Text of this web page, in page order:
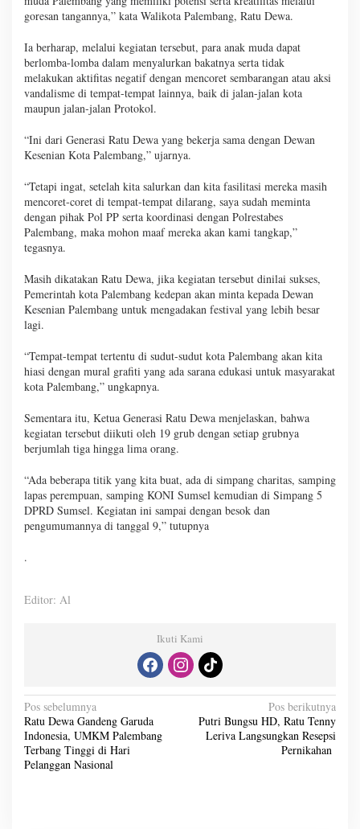
goresan tangannya,” kata Walikota Palembang, Ratu Dewa.
Ia berharap, melalui kegiatan tersebut, para anak muda dapat
berlomba-lomba dalam menyalurkan bakatnya serta tidak
melakukan aktifitas negatif dengan mencoret sembarangan atau aksi
vandalisme di tempat-tempat lainnya, baik di jalan-jalan kota
maupun jalan-jalan Protokol.
“Ini dari Generasi Ratu Dewa yang bekerja sama dengan Dewan
Kesenian Kota Palembang,” ujarnya.
“Tetapi ingat, setelah kita salurkan dan kita fasilitasi mereka masih
mencoret-coret di tempat-tempat dilarang, saya sudah meminta
dengan pihak Pol PP serta koordinasi dengan Polrestabes
Palembang, maka mohon maaf mereka akan kami tangkap,”
tegasnya.
Masih dikatakan Ratu Dewa, jika kegiatan tersebut dinilai sukses,
Pemerintah kota Palembang kedepan akan minta kepada Dewan
Kesenian Palembang untuk mengadakan festival yang lebih besar
lagi.
“Tempat-tempat tertentu di sudut-sudut kota Palembang akan kita
hiasi dengan mural grafiti yang ada sarana edukasi untuk masyarakat
kota Palembang,” ungkapnya.
Sementara itu, Ketua Generasi Ratu Dewa menjelaskan, bahwa
kegiatan tersebut diikuti oleh 19 grub dengan setiap grubnya
berjumlah tiga hingga lima orang.
“Ada beberapa titik yang kita buat, ada di simpang charitas, samping
lapas perempuan, samping KONI Sumsel kemudian di Simpang 5
DPRD Sumsel. Kegiatan ini sampai dengan besok dan
pengumumannya di tanggal 9,” tutupnya
.
Editor: Al
Ikuti Kami
N
a
v
i
Pos sebelumnya
Ratu Dewa Gandeng Garuda
Indonesia, UMKM Palembang
Terbang Tinggi di Hari
Pelanggan Nasional
Pos berikutnya
Putri Bungsu HD, Ratu Tenny
Leriva Langsungkan Resepsi
Pernikahan